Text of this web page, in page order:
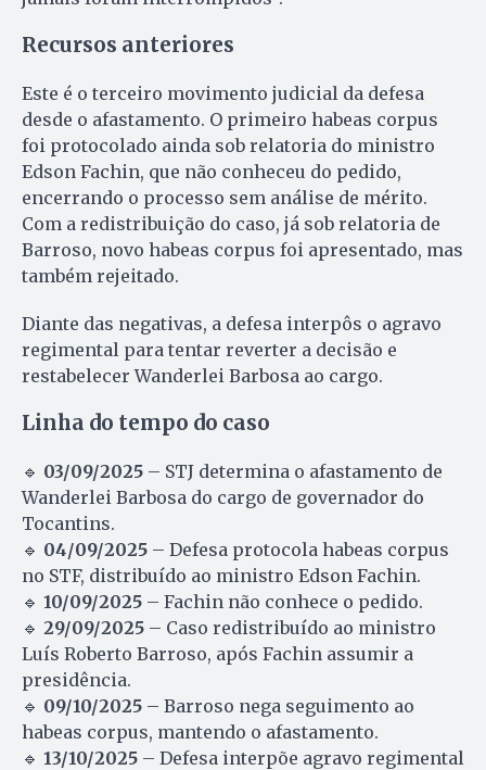
Recursos anteriores
Este é o terceiro movimento judicial da defesa
desde o afastamento. O primeiro habeas corpus
foi protocolado ainda sob relatoria do ministro
Edson Fachin, que não conheceu do pedido,
encerrando o processo sem análise de mérito.
Com a redistribuição do caso, já sob relatoria de
Barroso, novo habeas corpus foi apresentado, mas
também rejeitado.
Diante das negativas, a defesa interpôs o agravo
regimental para tentar reverter a decisão e
restabelecer Wanderlei Barbosa ao cargo.
Linha do tempo do caso
🔹 03/09/2025 – STJ determina o afastamento de
Wanderlei Barbosa do cargo de governador do
Tocantins.
🔹 04/09/2025 – Defesa protocola habeas corpus
no STF, distribuído ao ministro Edson Fachin.
🔹 10/09/2025 – Fachin não conhece o pedido.
🔹 29/09/2025 – Caso redistribuído ao ministro
Luís Roberto Barroso, após Fachin assumir a
presidência.
🔹 09/10/2025 – Barroso nega seguimento ao
habeas corpus, mantendo o afastamento.
🔹 13/10/2025 – Defesa interpõe agravo regimental